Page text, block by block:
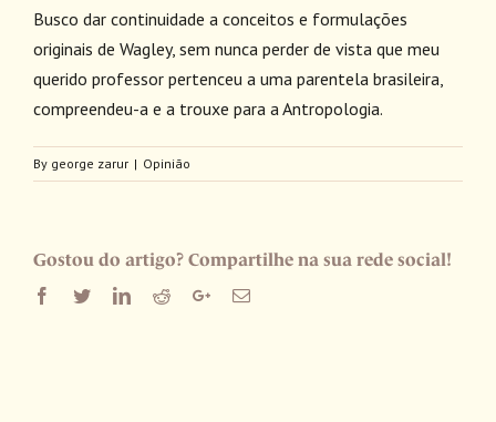
Busco dar continuidade a conceitos e formulações
originais de Wagley, sem nunca perder de vista que meu
querido professor pertenceu a uma parentela brasileira,
compreendeu-a e a trouxe para a Antropologia.
By george zarur | Opinião
Gostou do artigo? Compartilhe na sua rede social!
Facebook
TwitterLinkedIn
RedditGoogle+Email